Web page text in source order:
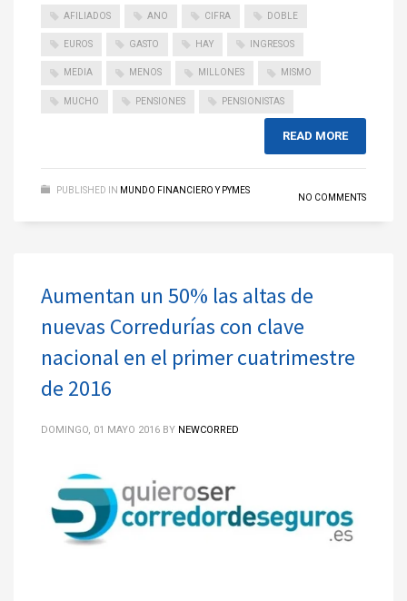
AFILIADOS ANO CIFRA DOBLE
EUROS GASTO HAY INGRESOS
MEDIA MENOS MILLONES MISMO
MUCHO PENSIONES PENSIONISTAS
READ MORE
PUBLISHED IN MUNDO FINANCIERO Y PYMES
NO COMMENTS
Aumentan un 50% las altas de
nuevas Corredurías con clave
nacional en el primer cuatrimestre
de 2016
DOMINGO, 01 MAYO 2016 BY NEWCORRED